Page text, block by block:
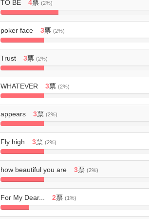
TO BE 4票 (2%)
20%
Complete
poker face 3票 (2%)
15%
Complete
Trust 3票 (2%)
15%
Complete
WHATEVER 3票 (2%)
15%
Complete
appears 3票 (2%)
15%
Complete
Fly high 3票 (2%)
15%
Complete
how beautiful you are 3票 (2%)
15%
Complete
For My Dear... 2票 (1%)
10%